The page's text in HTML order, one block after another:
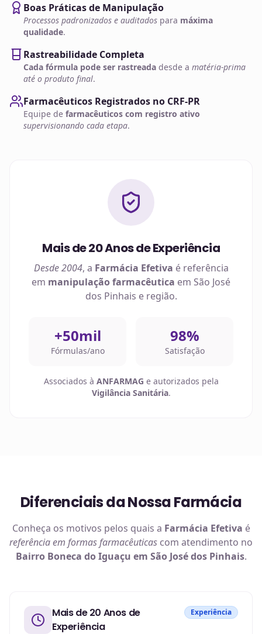
Boas Práticas de Manipulação
Processos padronizados e auditados para máxima
qualidade.
Rastreabilidade Completa
Cada fórmula pode ser rastreada desde a matéria-prima
até o produto final.
Farmacêuticos Registrados no CRF-PR
Equipe de farmacêuticos com registro ativo
supervisionando cada etapa.
Mais de 20 Anos de Experiência
Desde 2004, a Farmácia Efetiva é referência
em manipulação farmacêutica em São José
dos Pinhais e região.
+50mil
Fórmulas/ano
98%
Satisfação
Associados à ANFARMAG e autorizados pela
Vigilância Sanitária.
Diferenciais da Nossa Farmácia
Conheça os motivos pelos quais a Farmácia Efetiva é
referência em formas farmacêuticas com atendimento no
Bairro Boneca do Iguaçu em São José dos Pinhais.
Mais de 20 Anos de
Experiência
Experiência